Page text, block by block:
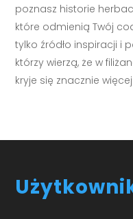
poznasz historie
które odmienią Twój
tylko źródło inspiracji i
którzy wierzą, że w
kryje się znacznie